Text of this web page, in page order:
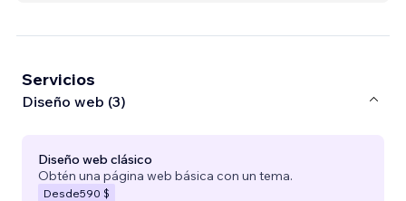
Servicios
Diseño web (3)
Diseño web clásico
Obtén una página web básica con un tema.
Desde590 $